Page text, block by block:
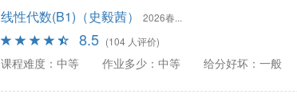
线性代数(B1)（史毅茜） 2026春...
8.5 (104 人评价)
课程难度：中等 作业多少：中等 给分好坏：一般